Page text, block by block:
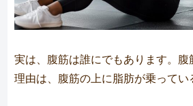
実は、腹筋は誰にでもあります。
理由は、腹筋の上に脂肪が乗って